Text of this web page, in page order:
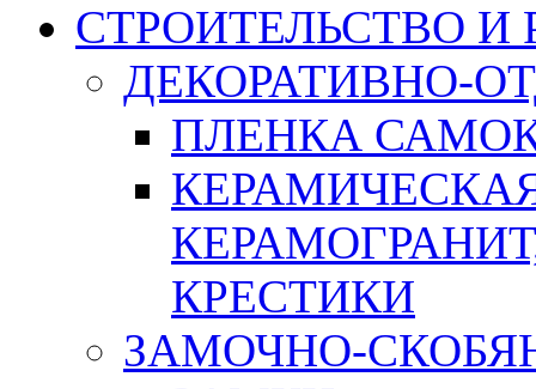
СТРОИТЕЛЬСТВО И
ДЕКОРАТИВНО-
ПЛЕНКА
КРЕСТИКИ
ЗАМОЧНО-